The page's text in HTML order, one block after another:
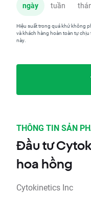
ngày tuần
Hiệu suất trong quá khứ không
và khách hàng hoàn toàn tự
này.
THÔNG TIN SẢN
Đầu tư
hoa hồng
Cytokinetics Inc